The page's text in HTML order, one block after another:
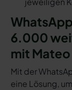
6.000
mit
Mit der
eine Lösung,